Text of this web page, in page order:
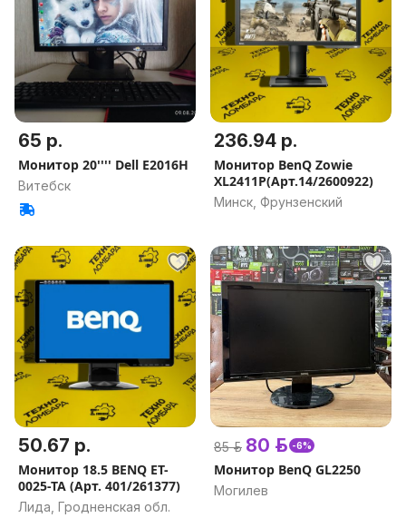
65 р.
Монитор 20'''' Dell E2016H
Витебск
236.94 р.
Монитор BenQ Zowie
XL2411P(Арт.14/2600922)
Минск, Фрунзенский
50.67 р.
Монитор 18.5 BENQ ET-
0025-TA (Арт. 401/261377)
Лида, Гродненская обл.
85 р. 80 р. -6%
Монитор BenQ GL2250
Могилев